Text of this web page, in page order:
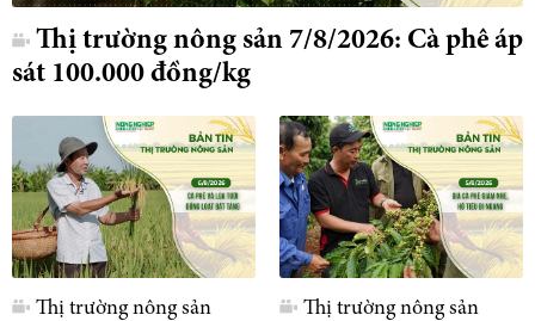
Thị trường nông sản 7/8/2026: Cà phê áp
sát 100.000 đồng/kg
Thị trường nông sản
Thị trường nông sản